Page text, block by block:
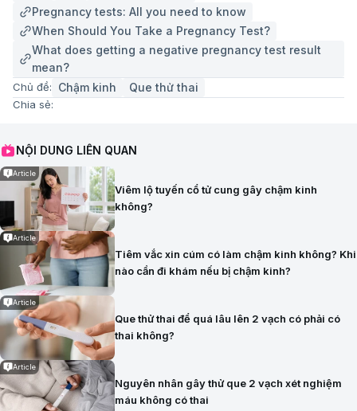
Pregnancy tests: All you need to know
When Should You Take a Pregnancy Test?
What does getting a negative pregnancy test result
mean?
Chủ đề: Chậm kinh Que thử thai
Chia sẻ:
NỘI DUNG LIÊN QUAN
Article
Viêm lộ tuyến cổ tử cung gây chậm kinh
không?
Article
Tiêm vắc xin cúm có làm chậm kinh không? Khi
nào cần đi khám nếu bị chậm kinh?
Article
Que thử thai để quá lâu lên 2 vạch có phải có
thai không?
Article
Nguyên nhân gây thử que 2 vạch xét nghiệm
máu không có thai